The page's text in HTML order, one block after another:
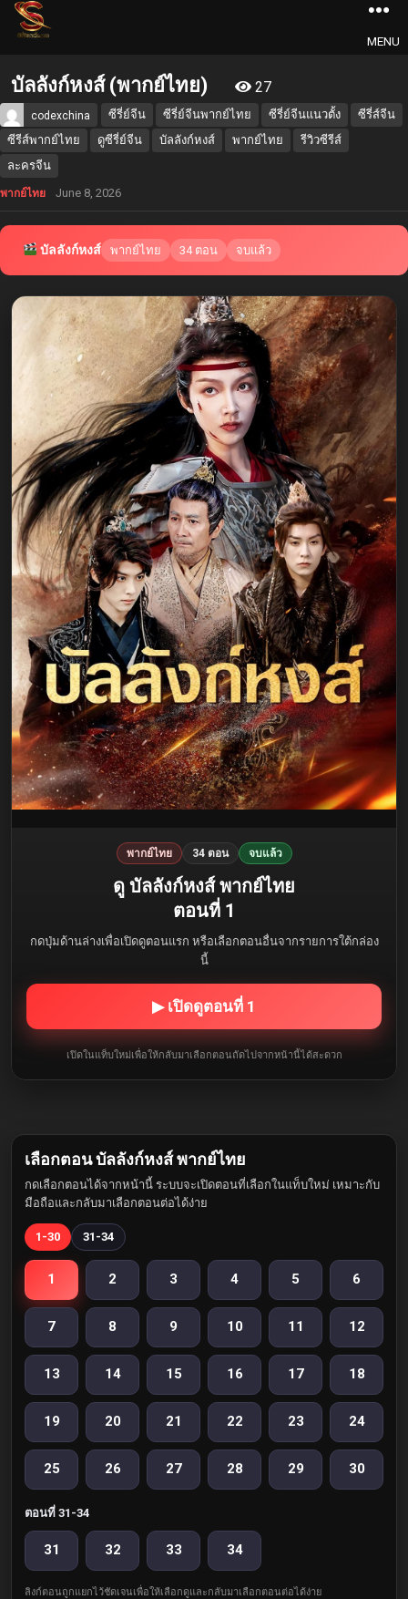
MENU
บัลลังก์หงส์ (พากย์ไทย) 27
codexchina ซีรี่ย์จีน ซีรี่ย์จีนพากย์ไทย ซีรี่ย์จีนแนวตั้ง
ซีรี่ส์จีน
ซีรีส์พากย์ไทย
ดูซีรี่ย์จีน บัลลังก์หงส์ พากย์ไทย
รีวิวซีรีส์
ละครจีน
พากย์ไทย June 8, 2026
บัลลังก์หงส์ พากย์ไทย 34 ตอน จบแล้ว
พากย์ไทย 34 ตอน จบแล้ว
ดู บัลลังก์หงส์ พากย์ไทย
ตอนที่ 1
กดปุ่มด้านล่างเพื่อเปิดดูตอนแรก หรือเลือกตอนอื่นจากรายการใต้กล่อง
นี้
▶ เปิดดูตอนที่ 1
เปิดในแท็บใหม่เพื่อให้กลับมาเลือกตอนถัดไปจากหน้านี้ได้สะดวก
เลือกตอน บัลลังก์หงส์ พากย์ไทย
กดเลือกตอนได้จากหน้านี้ ระบบจะเปิดตอนที่เลือกในแท็บใหม่ เหมาะกับ
มือถือและกลับมาเลือกตอนต่อได้ง่าย
1-30 31-34
1 2 3 4 5 6
7 8 9 10 11 12
13 14 15 16 17 18
19 20 21 22 23 24
25 26 27 28 29 30
ตอนที่ 31-34
31 32 33 34
ลิงก์ตอนถูกแยกไว้ชัดเจนเพื่อให้เลือกดูและกลับมาเลือกตอนต่อได้ง่าย